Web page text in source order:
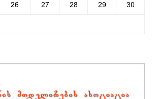
26 27 28 29 30